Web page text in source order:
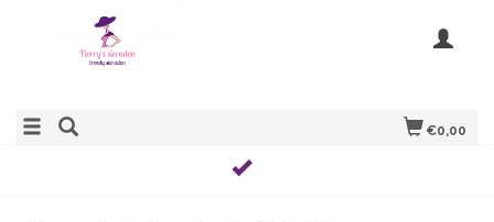
€0,00